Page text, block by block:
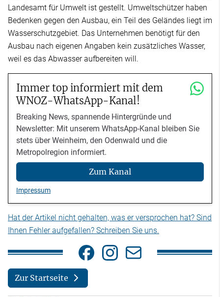
Landesamt für Umwelt ist gestellt. Umweltschützer haben
Bedenken gegen den Ausbau, ein Teil des Geländes liegt im
Wasserschutzgebiet. Das Unternehmen benötigt für den
Ausbau nach eigenen Angaben kein zusätzliches Wasser,
weil es das Abwasser aufbereiten will.
Immer top informiert mit dem
WNOZ-WhatsApp-Kanal!
Breaking News, spannende Hintergründe und
Newsletter: Mit unserem WhatsApp-Kanal bleiben Sie
stets über Weinheim, den Odenwald und die
Metropolregion informiert.
Zum Kanal
Impressum
Hat der Artikel nicht gehalten, was er versprochen hat? Sind
Ihnen Fehler aufgefallen? Schreiben Sie uns.
Zur Startseite